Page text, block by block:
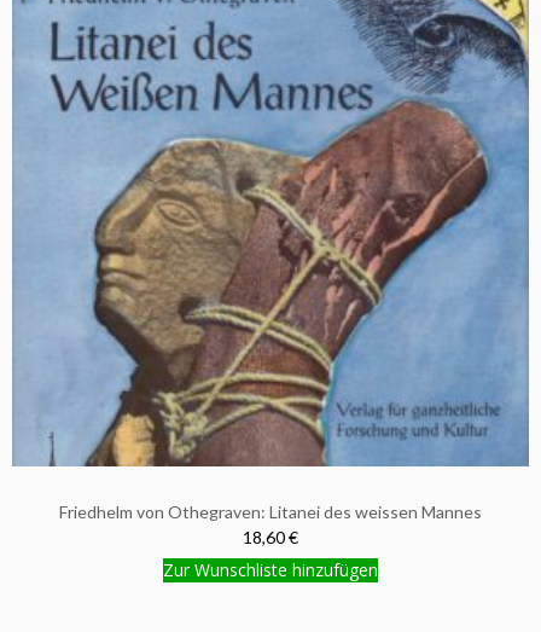
Friedhelm von Othegraven: Litanei des weissen Mannes
18,60 €
Zur Wunschliste hinzufügen